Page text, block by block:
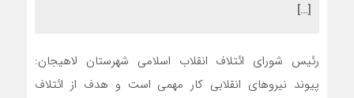
[…]
رئیس شورای ائتلاف انقلاب اسلامی شهرستان لاهیجان:
پیوند نیروهای انقلابی کار مهمی است و هدف از ائتلاف